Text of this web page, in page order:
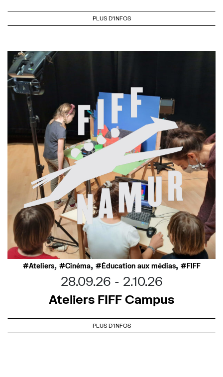
PLUS D'INFOS
Ateliers, Cinéma, Éducation aux médias, FIFF
28.09.26
2.10.26
Ateliers FIFF Campus
PLUS D'INFOS